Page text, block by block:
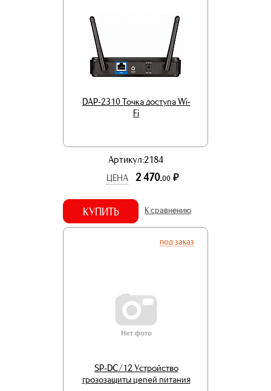
DAP-2310 Точка доступа Wi-
Fi
Артикул:2184
ЦЕНА
2 470.00 р.
КУПИТЬ К сравнению
под заказ
SP-DC/12 Устройство
грозозащиты цепей питания